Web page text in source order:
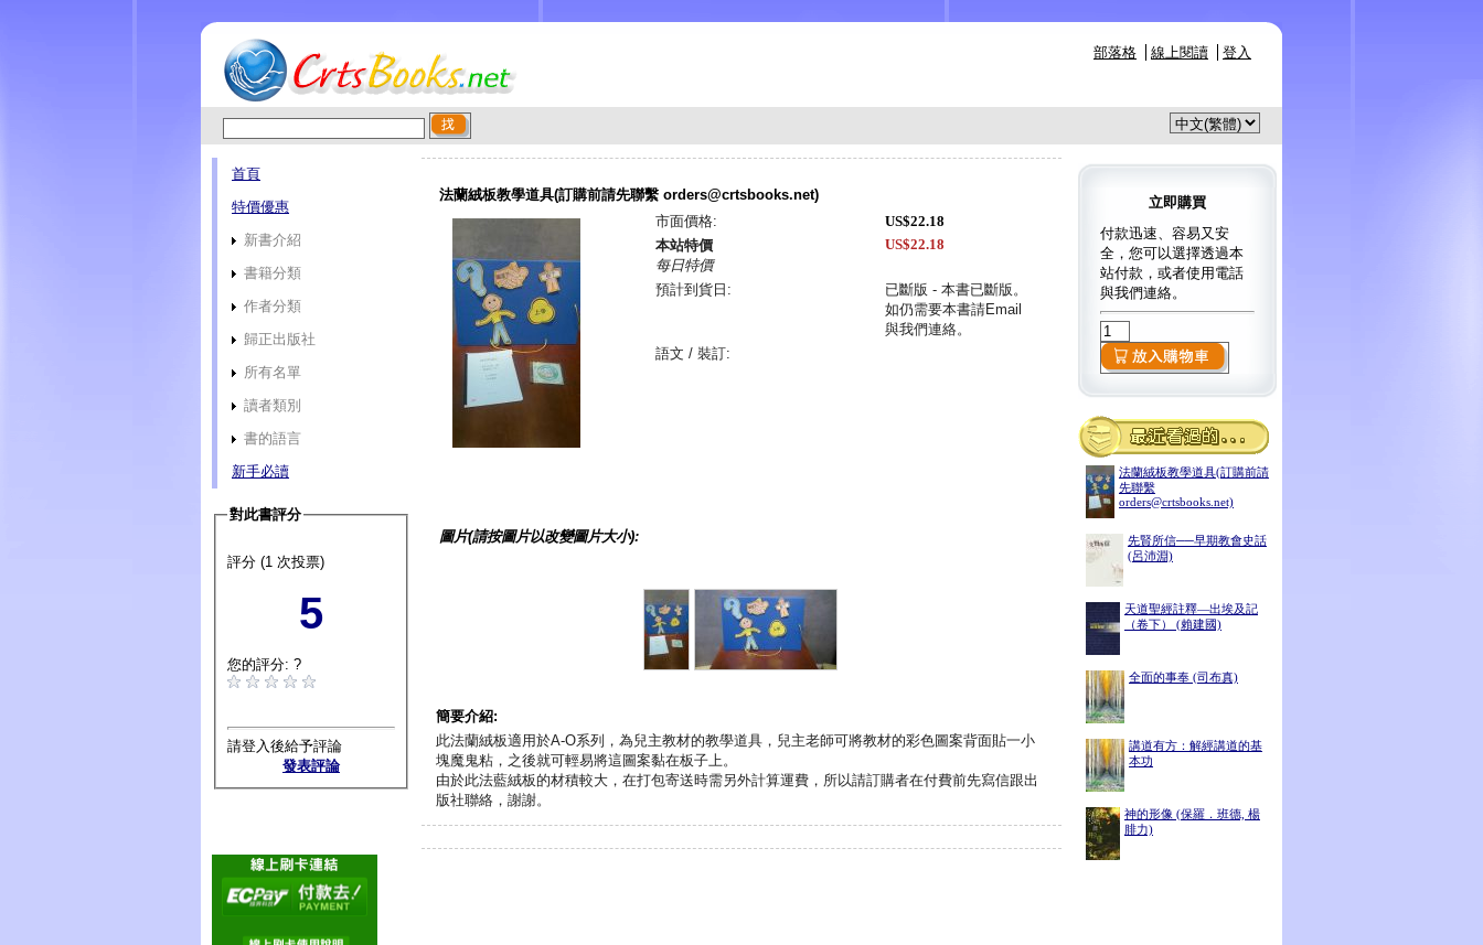
部落格 線上閱讀 登入
首頁
特價優惠
新書介紹
書籍分類
作者分類
歸正出版社
所有名單
讀者類別
書的語言
新手必讀
對此書評分
評分 (1 次投票)
5
您的評分: ?
請登入後給予評論
發表評論
立即購買
付款迅速、容易又安
全，您可以選擇透過本
站付款，或者使用電話
與我們連絡。
法蘭絨板教學道具(訂購前請
先聯繫
orders@crtsbooks.net)
先賢所信──早期教會史話
(呂沛淵)
天道聖經註釋—出埃及記
（卷下） (賴建國)
全面的事奉 (司布真)
講道有方：解經講道的基
本功
神的形像 (保羅．班德, 楊
腓力)
法蘭絨板教學道具(訂購前請先聯繫 orders@crtsbooks.net)
市面價格:
US$22.18
本站特價
每日特價
US$22.18
預計到貨日:
已斷版 - 本書已斷版。
如仍需要本書請Email
與我們連絡。
語文 / 裝訂:
圖片(請按圖片以改變圖片大小):
簡要介紹:
此法蘭絨板適用於A-O系列，為兒主教材的教學道具，兒主老師可將教材的彩色圖案背面貼一小
塊魔鬼粘，之後就可輕易將這圖案黏在板子上。
由於此法藍絨板的材積較大，在打包寄送時需另外計算運費，所以請訂購者在付費前先寫信跟出
版社聯絡，謝謝。